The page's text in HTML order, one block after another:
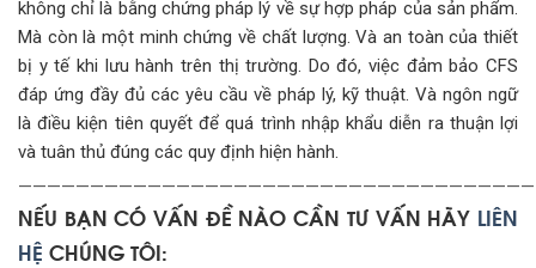
không chỉ là bằng chứng pháp lý về sự hợp pháp của sản phẩm.
Mà còn là một minh chứng về chất lượng. Và an toàn của thiết
bị y tế khi lưu hành trên thị trường. Do đó, việc đảm bảo CFS
đáp ứng đầy đủ các yêu cầu về pháp lý, kỹ thuật. Và ngôn ngữ
là điều kiện tiên quyết để quá trình nhập khẩu diễn ra thuận lợi
và tuân thủ đúng các quy định hiện hành.
NẾU BẠN CÓ VẤN ĐỀ NÀO CẦN TƯ VẤN HÃY LIÊN
HỆ CHÚNG TÔI: